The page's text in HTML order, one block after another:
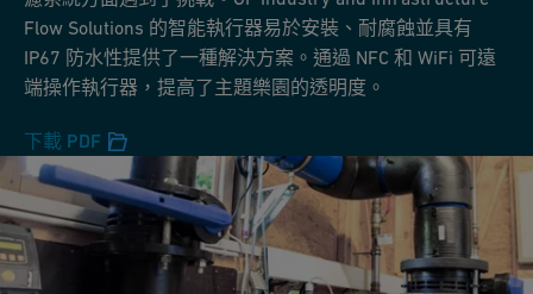
Flow Solutions 的智能執行器易於安裝、耐腐蝕並具有
IP67 防水性提供了一種解決方案。通過 NFC 和 WiFi 可遠
端操作執行器，提高了主題樂園的透明度。
下載 PDF